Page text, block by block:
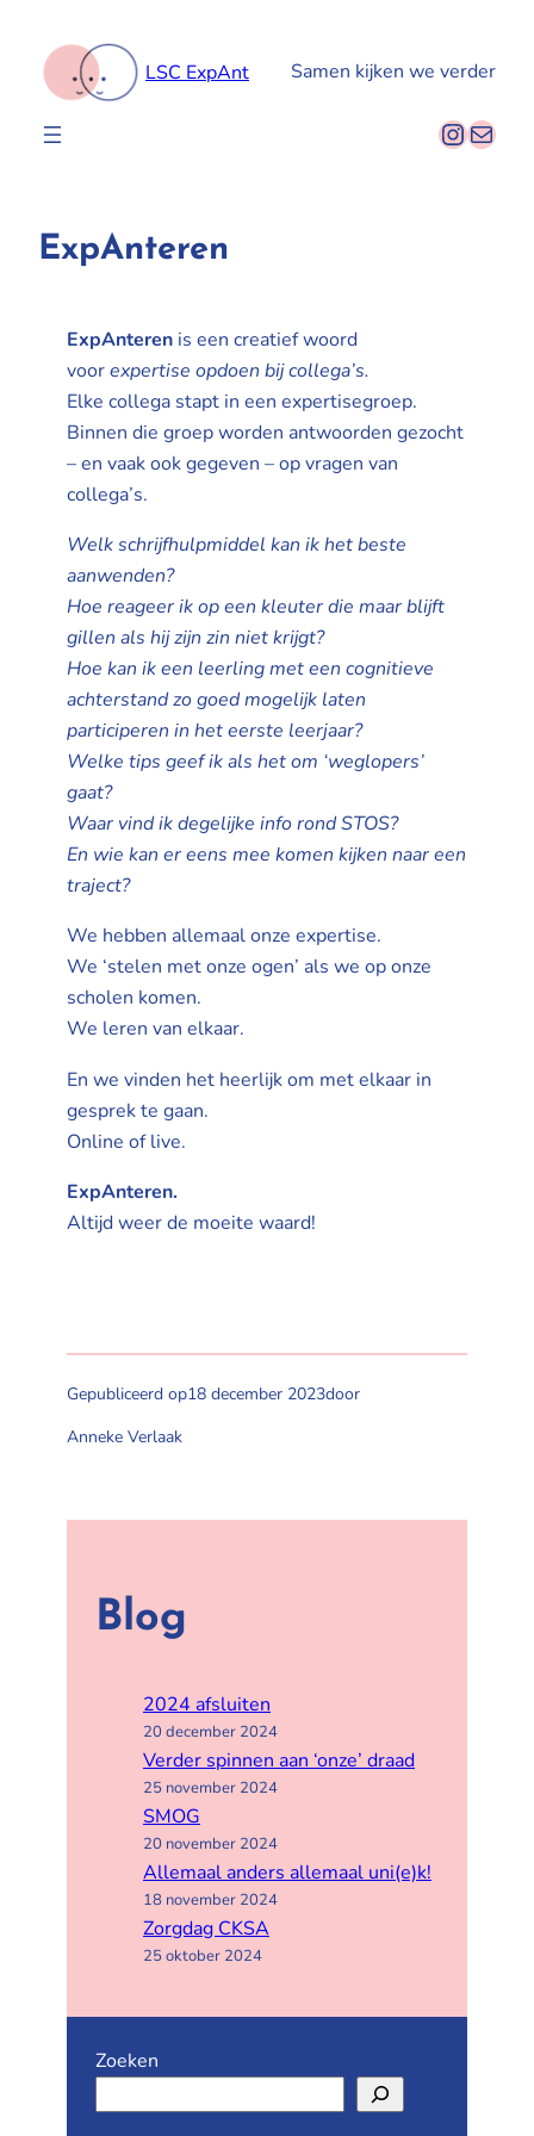
LSC ExpAnt Samen kijken we verder
E-mail
ExpAnteren
ExpAnteren is een creatief woord
voorexpertise opdoen bij collega’s.
Elke collega stapt in een expertisegroep.
Binnen die groep worden antwoorden gezocht
– en vaak ook gegeven – op vragen van
collega’s.
Welk schrijfhulpmiddel kan ik het beste
aanwenden?
Hoe reageer ik op een kleuter die maar blijft
gillen als hij zijn zin niet krijgt?
Hoe kan ik een leerling met een cognitieve
achterstand zo goed mogelijk laten
participeren in het eerste leerjaar?
Welke tips geef ik als het om ‘weglopers’
gaat?
Waar vind ik degelijke info rond STOS?
En wie kan er eens mee komen kijken naar een
traject?
We hebben allemaal onze expertise.
We ‘stelen met onze ogen’ als we op onze
scholen komen.
We leren van elkaar.
En we vinden het heerlijk om met elkaar in
gesprek te gaan.
Online of live.
ExpAnteren.
Altijd weer de moeite waard!
Gepubliceerd op18 december 2023door
Anneke Verlaak
Blog
2024 afsluiten
20 december 2024
Verder spinnen aan ‘onze’ draad
25 november 2024
SMOG
20 november 2024
Allemaal anders allemaal uni(e)k!
18 november 2024
Zorgdag CKSA
25 oktober 2024
Zoeken